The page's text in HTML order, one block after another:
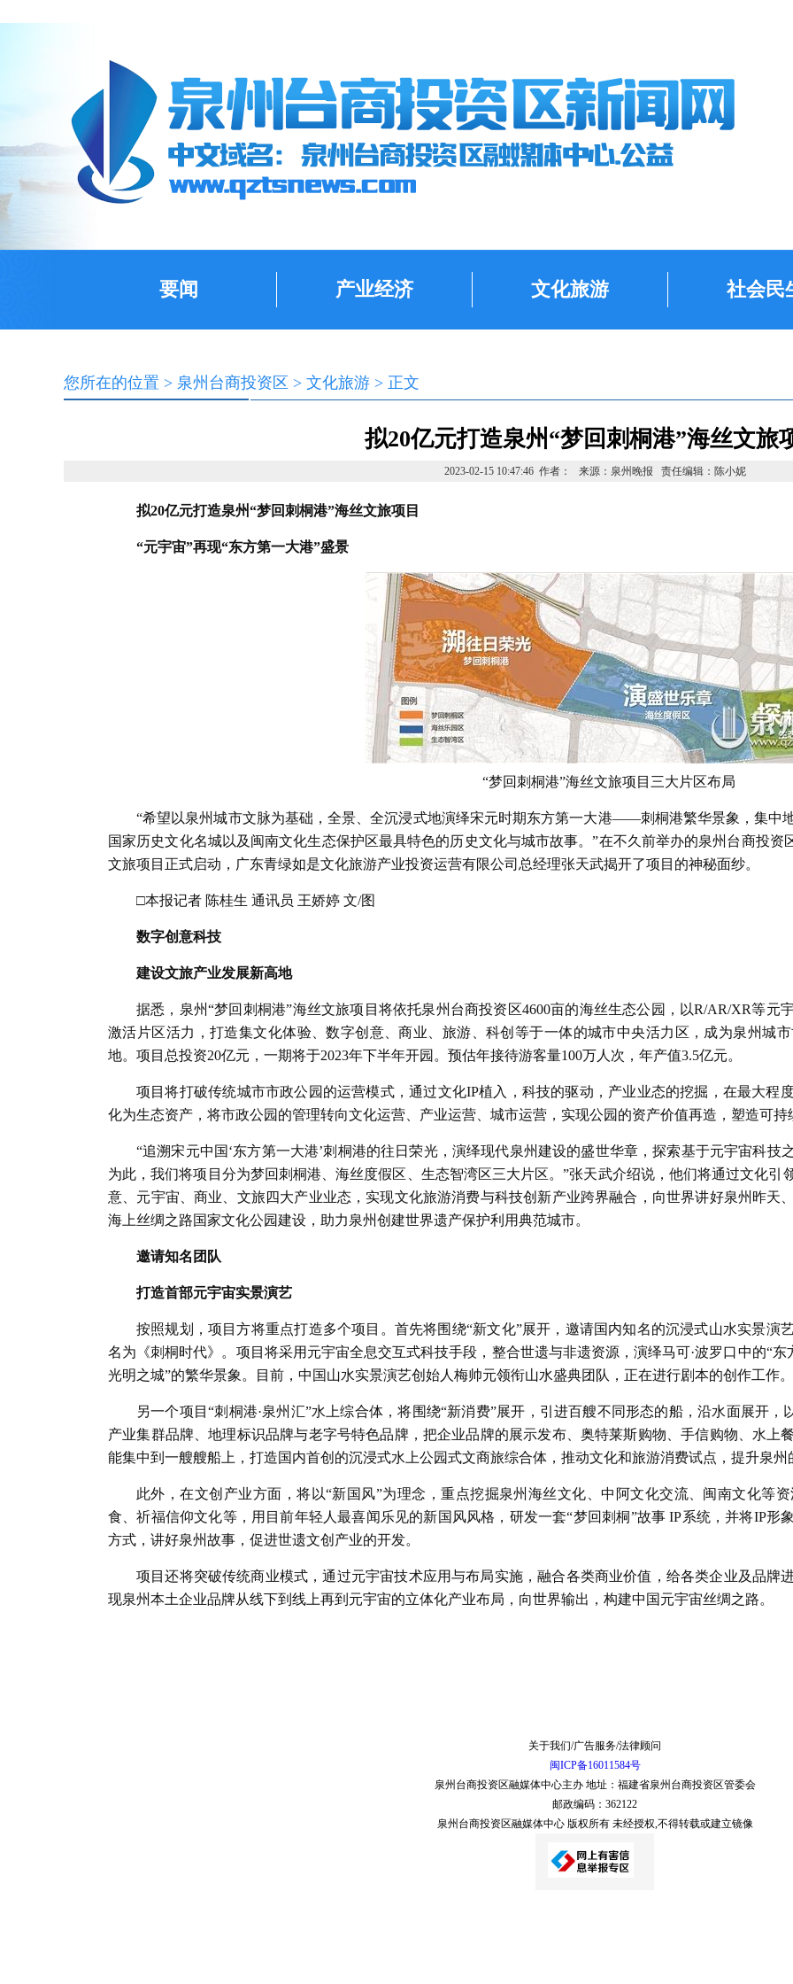
要闻 产业经济 文化旅游 社会民
您所在的位置 > 泉州台商投资区 > 文化旅游 > 正文
拟20亿元打造泉州“梦回刺桐港”海丝文旅
2023-02-15 10:47:46 作者： 来源：泉州晚报 责任编辑：陈小妮
拟20亿元打造泉州“梦回刺桐港”海丝文旅项目
“元宇宙”再现“东方第一大港”盛景
“梦回刺桐港”海丝文旅项目三大片区布局
“希望以泉州城市文脉为基础，全景、全沉浸式地演绎宋元时期东方第一大港——刺桐港繁华景象，集中
国家历史文化名城以及闽南文化生态保护区最具特色的历史文化与城市故事。”在不久前举办的泉州台商投资
文旅项目正式启动，广东青绿如是文化旅游产业投资运营有限公司总经理张天武揭开了项目的神秘面纱。
□本报记者 陈桂生 通讯员 王娇婷 文/图
数字创意科技
建设文旅产业发展新高地
据悉，泉州“梦回刺桐港”海丝文旅项目将依托泉州台商投资区4600亩的海丝生态公园，以R/AR/XR等元
激活片区活力，打造集文化体验、数字创意、商业、旅游、科创等于一体的城市中央活力区，成为泉州城
地。项目总投资20亿元，一期将于2023年下半年开园。预估年接待游客量100万人次，年产值3.5亿元。
项目将打破传统城市市政公园的运营模式，通过文化IP植入，科技的驱动，产业业态的挖掘，在最大程
化为生态资产，将市政公园的管理转向文化运营、产业运营、城市运营，实现公园的资产价值再造，塑造可
“追溯宋元中国‘东方第一大港’刺桐港的往日荣光，演绎现代泉州建设的盛世华章，探索基于元宇宙科
为此，我们将项目分为梦回刺桐港、海丝度假区、生态智湾区三大片区。”张天武介绍说，他们将通过文化
意、元宇宙、商业、文旅四大产业业态，实现文化旅游消费与科技创新产业跨界融合，向世界讲好泉州昨天
海上丝绸之路国家文化公园建设，助力泉州创建世界遗产保护利用典范城市。
邀请知名团队
打造首部元宇宙实景演艺
按照规划，项目方将重点打造多个项目。首先将围绕“新文化”展开，邀请国内知名的沉浸式山水实景演
名为《刺桐时代》。项目将采用元宇宙全息交互式科技手段，整合世遗与非遗资源，演绎马可·波罗口中的“
光明之城”的繁华景象。目前，中国山水实景演艺创始人梅帅元领衔山水盛典团队，正在进行剧本的创作工作。
另一个项目“刺桐港·泉州汇”水上综合体，将围绕“新消费”展开，引进百艘不同形态的船，沿水面展开，
产业集群品牌、地理标识品牌与老字号特色品牌，把企业品牌的展示发布、奥特莱斯购物、手信购物、水上
能集中到一艘艘船上，打造国内首创的沉浸式水上公园式文商旅综合体，推动文化和旅游消费试点，提升泉州
此外，在文创产业方面，将以“新国风”为理念，重点挖掘泉州海丝文化、中阿文化交流、闽南文化等
食、祈福信仰文化等，用目前年轻人最喜闻乐见的新国风风格，研发一套“梦回刺桐”故事 IP系统，并将IP形
方式，讲好泉州故事，促进世遗文创产业的开发。
项目还将突破传统商业模式，通过元宇宙技术应用与布局实施，融合各类商业价值，给各类企业及品牌
现泉州本土企业品牌从线下到线上再到元宇宙的立体化产业布局，向世界输出，构建中国元宇宙丝绸之路。
关于我们/广告服务/法律顾问
闽ICP备16011584号
泉州台商投资区融媒体中心主办 地址：福建省泉州台商投资区管委会
邮政编码：362122
泉州台商投资区融媒体中心 版权所有 未经授权,不得转载或建立镜像